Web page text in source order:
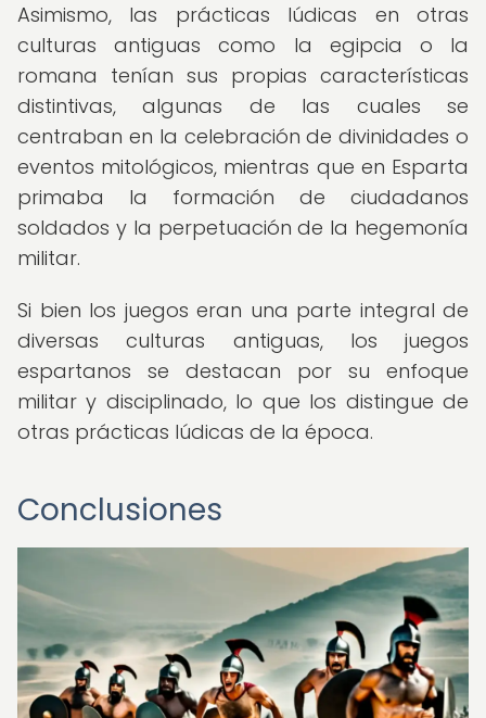
Asimismo, las prácticas lúdicas en otras
culturas antiguas como la egipcia o la
romana tenían sus propias características
distintivas, algunas de las cuales se
centraban en la celebración de divinidades o
eventos mitológicos, mientras que en Esparta
primaba la formación de ciudadanos
soldados y la perpetuación de la hegemonía
militar.
Si bien los juegos eran una parte integral de
diversas culturas antiguas, los juegos
espartanos se destacan por su enfoque
militar y disciplinado, lo que los distingue de
otras prácticas lúdicas de la época.
Conclusiones